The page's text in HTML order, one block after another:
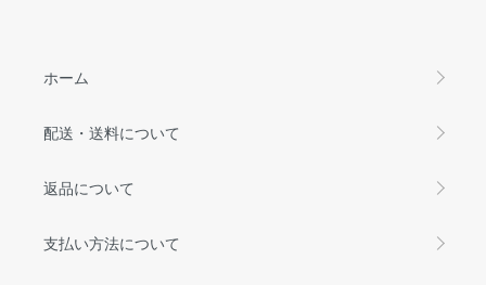
ホーム
配送・送料について
返品について
支払い方法について